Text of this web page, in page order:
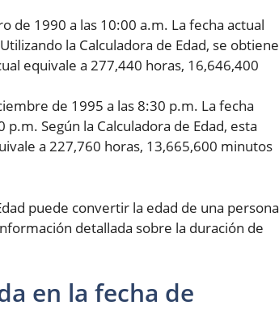
de 1990 a las 10:00 a.m. La fecha actual
la Calculadora de Edad, se obtiene
equivale a 277,440 horas, 16,646,400
de 1995 a las 8:30 p.m. La fecha
Según la Calculadora de Edad, esta
a 227,760 horas, 13,665,600 minutos
puede convertir la edad de una persona
detallada sobre la duración de
en la fecha de